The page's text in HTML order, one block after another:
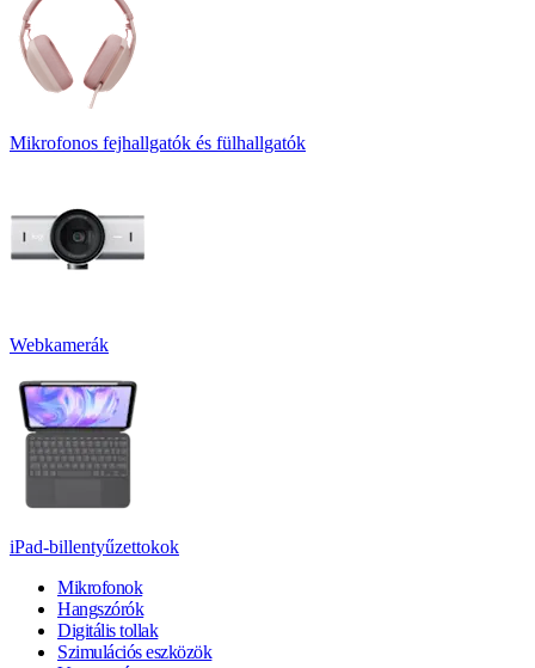
Mikrofonos fejhallgatók és fülhallgatók
Webkamerák
iPad-billentyűzettokok
Mikrofonok
Hangszórók
Digitális tollak
Szimulációs eszközök